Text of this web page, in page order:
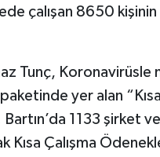
çalışan 8650 kişinin
Tunç, Koronavirüsle
yer alan
Bartın’da 1133 şirket
Çalışma